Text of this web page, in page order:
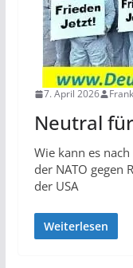
7. April 2026
Neutral
Wie kann es
der NATO gegen
der USA
Weiterlesen